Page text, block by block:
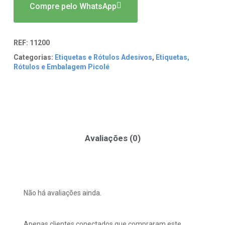
Compre pelo WhatsApp
REF: 11200
Categorias: Etiquetas e Rótulos Adesivos, Etiquetas,
Rótulos e Embalagem Picolé
Avaliações (0)
Não há avaliações ainda.